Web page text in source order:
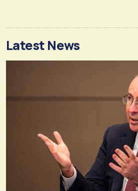
Latest News